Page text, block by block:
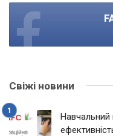
Свіжі новини
Навчальний